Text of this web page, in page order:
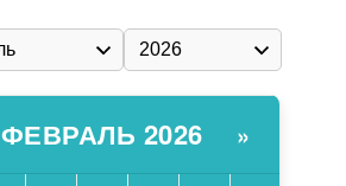
ФЕВРАЛЬ 2026 »